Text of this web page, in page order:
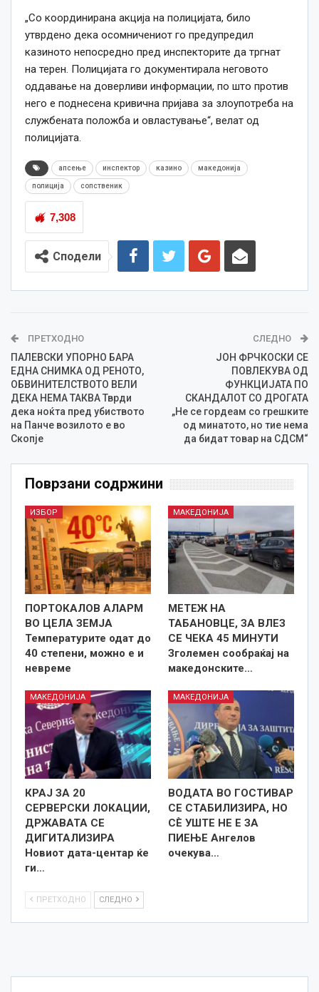
„Со координирана акција на полицијата, било
утврдено дека осомничениот го предупредил
казиното непосредно пред инспекторите да тргнат
на терен. Полицијата го документирала неговото
оддавање на доверливи информации, по што против
него е поднесена кривична пријава за злоупотреба на
службената положба и овластување“, велат од
полицијата.
апсење инспектор казино македонија
полиција сопственик
7,308
Сподели
ПРЕТХОДНО
ПАЛЕВСКИ УПОРНО БАРА
ЕДНА СНИМКА ОД РЕНОТО,
ОБВИНИТЕЛСТВОТО ВЕЛИ
ДЕКА НЕМА ТАКВА Тврди
дека ноќта пред убиството
на Панче возилото е во
Скопје
СЛЕДНО
ЈОН ФРЧКОСКИ СЕ
ПОВЛЕКУВА ОД
ФУНКЦИЈАТА ПО
СКАНДАЛОТ СО ДРОГАТА
„Не се гордеам со грешките
од минатото, но тие нема
да бидат товар на СДСМ“
Поврзани содржини
ИЗБОР
ПОРТОКАЛОВ АЛАРМ
ВО ЦЕЛА ЗЕМЈА
Температурите одат до
40 степени, можно е и
невреме
МАКЕДОНИЈА
МЕТЕЖ НА
ТАБАНОВЦЕ, ЗА ВЛЕЗ
СЕ ЧЕКА 45 МИНУТИ
Зголемен сообраќај на
македонските…
МАКЕДОНИЈА
КРАЈ ЗА 20
СЕРВЕРСКИ ЛОКАЦИИ,
ДРЖАВАТА СЕ
ДИГИТАЛИЗИРА
Новиот дата-центар ќе
ги…
МАКЕДОНИЈА
ВОДАТА ВО ГОСТИВАР
СЕ СТАБИЛИЗИРА, НО
СÈ УШТЕ НЕ Е ЗА
ПИЕЊЕ Ангелов
очекува…
ПРЕТХОДНО СЛЕДНО